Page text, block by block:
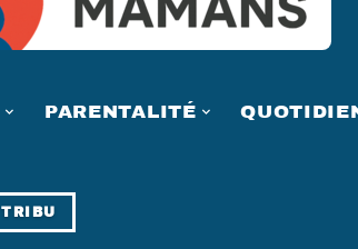
PARENTALITÉ
TRIBU